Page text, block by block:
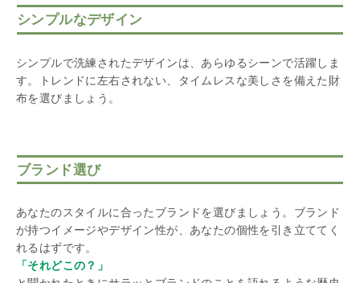
シンプルなデザイン
シンプルで洗練されたデザインは、あらゆるシーンで活躍しま
す。トレンドに左右されない、タイムレスな美しさを備えた財
布を選びましょう。
ブランド選び
あなたのスタイルに合ったブランドを選びましょう。ブランド
が持つイメージやデザイン性が、あなたの個性を引き立ててく
れるはずです。
「それどこの？」